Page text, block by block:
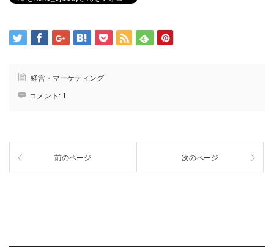
経営・マーケティング
コメント: 1
前のページ 次のページ